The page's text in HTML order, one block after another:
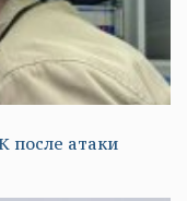
атаки